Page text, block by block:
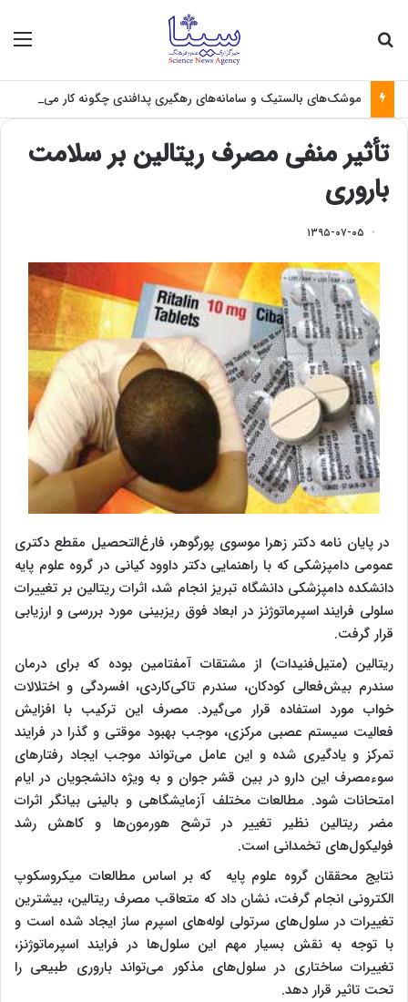
موشک‌های بالستیک و سامانه‌های رهگیری پدافندی چگونه کار می کنند؟
تأثیر منفی مصرف ریتالین بر سلامت
باروری
۱۳۹۵-۰۷-۰۵
در پایان نامه دکتر زهرا موسوی پورگوهر، فارغ‌التحصیل مقطع دکتری
عمومی دامپزشکی که با راهنمایی دکتر داوود کیانی در گروه علوم پایه
دانشکده دامپزشکی دانشگاه تبریز انجام شد، اثرات ریتالین بر تغییرات
سلولی فرایند اسپرماتوژنز در ابعاد فوق ریزبینی مورد بررسی و ارزیابی
قرار گرفت.
ریتالین (متیل‌فنیدات) از مشتقات آمفتامین بوده که برای درمان
سندرم بیش‌فعالی کودکان، سندرم تاکی‌کاردی، افسردگی و اختلالات
خواب مورد استفاده قرار می‌گیرد. مصرف این ترکیب با افزایش
فعالیت سیستم عصبی مرکزی، موجب بهبود موقتی و گذرا در فرایند
تمرکز و یادگیری شده و این عامل می‌تواند موجب ایجاد رفتارهای
سوء‌مصرف این دارو در بین قشر جوان و به ویژه دانشجویان در ایام
امتحانات شود. مطالعات مختلف آزمایشگاهی و بالینی بیانگر اثرات
مضر ریتالین نظیر تغییر در ترشح هورمون‌ها و کاهش رشد
فولیکول‌های تخمدانی است.
نتایج محققان گروه علوم پایه که بر اساس مطالعات میکروسکوپ
الکترونی انجام گرفت، نشان داد که متعاقب مصرف ریتالین، بیشترین
تغییرات در سلول‌های سرتولی لوله‌های اسپرم ساز ایجاد شده است و
با توجه به نقش بسیار مهم این سلول‌ها در فرایند اسپرماتوژنز،
تغییرات ساختاری در سلول‌های مذکور می‌تواند باروری طبیعی را
تحت تاثیر قرار دهد.